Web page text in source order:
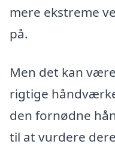
mere ekstreme
på.
Men det kan
rigtige
den fornødne
til at vurdere